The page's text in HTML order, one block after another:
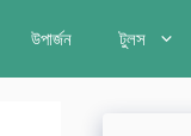
উপার্জন টুলস